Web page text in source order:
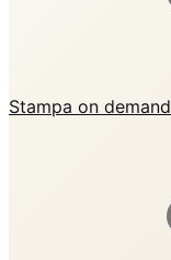
Stampa on demand